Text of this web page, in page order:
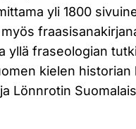
yli 1800
yllä fraseologian
kielen
Lönnrotin